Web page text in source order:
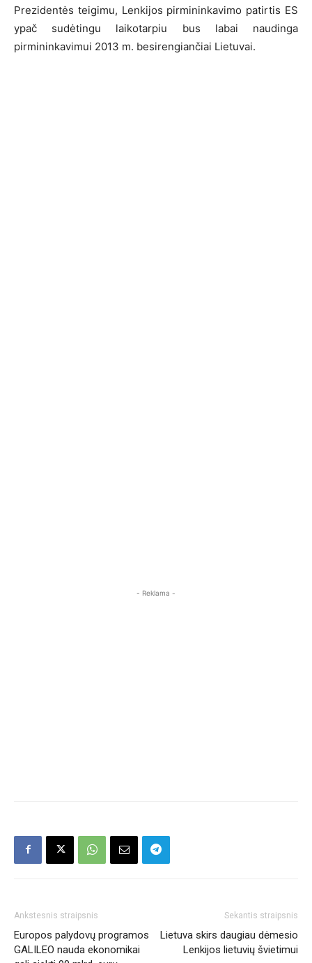
Prezidentės teigimu, Lenkijos pirmininkavimo patirtis ES
ypač sudėtingu laikotarpiu bus labai naudinga
pirmininkavimui 2013 m. besirengiančiai Lietuvai.
- Reklama -
Ankstesnis straipsnis
Europos palydovų programos
GALILEO nauda ekonomikai
Sekantis straipsnis
Lietuva skirs daugiau dėmesio
Lenkijos lietuvių švietimui